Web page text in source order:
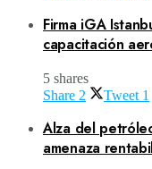
Firma iGA
capacitación
5 shares
Share 2 Tweet 1
Alza del
amenaza